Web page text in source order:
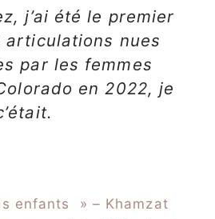
j’ai été le premier
articulations nues
par les femmes
en 2022, je
enfants » – Khamzat